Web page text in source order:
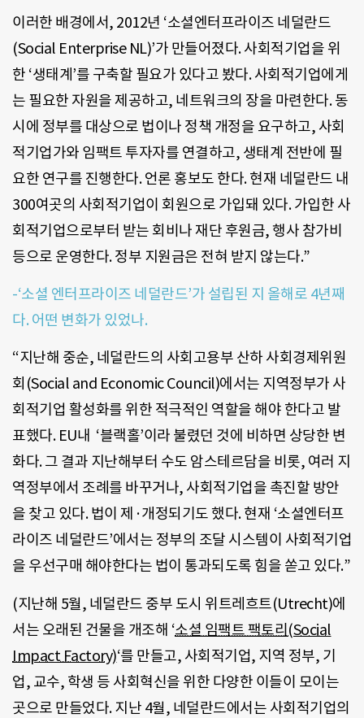
이러한 배경에서, 2012년 ‘소셜엔터프라이즈 네덜란드
(Social Enterprise NL)’가 만들어졌다. 사회적기업을 위
한 ‘생태계’를 구축할 필요가 있다고 봤다. 사회적기업에게
는 필요한 자원을 제공하고, 네트워크의 장을 마련한다. 동
시에 정부를 대상으로 법이나 정책 개정을 요구하고, 사회
적기업가와 임팩트 투자자를 연결하고, 생태계 전반에 필
요한 연구를 진행한다. 언론 홍보도 한다. 현재 네덜란드 내
300여곳의 사회적기업이 회원으로 가입돼 있다. 가입한 사
회적기업으로부터 받는 회비나 재단 후원금, 행사 참가비
등으로 운영한다. 정부 지원금은 전혀 받지 않는다.”
-‘소셜 엔터프라이즈 네덜란드’가 설립된 지 올해로 4년째
다. 어떤 변화가 있었나.
“지난해 중순, 네덜란드의 사회고용부 산하 사회경제위원
회(Social and Economic Council)에서는 지역정부가 사
회적기업 활성화를 위한 적극적인 역할을 해야 한다고 발
표했다. EU내 ‘블랙홀’이라 불렸던 것에 비하면 상당한 변
화다. 그 결과 지난해부터 수도 암스테르담을 비롯, 여러 지
역정부에서 조례를 바꾸거나, 사회적기업을 촉진할 방안
을 찾고 있다. 법이 제·개정되기도 했다. 현재 ‘소셜엔터프
라이즈 네덜란드’에서는 정부의 조달 시스템이 사회적기업
을 우선구매 해야한다는 법이 통과되도록 힘을 쏟고 있다.”
(지난해 5월, 네덜란드 중부 도시 위트레흐트(Utrecht)에
서는 오래된 건물을 개조해 ‘소셜 임팩트 팩토리(Social
Impact Factory)‘를 만들고, 사회적기업, 지역 정부, 기
업, 교수, 학생 등 사회혁신을 위한 다양한 이들이 모이는
곳으로 만들었다. 지난 4월, 네덜란드에서는 사회적기업의